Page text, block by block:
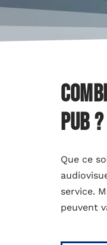
pub ?
Que ce
service.
peuvent